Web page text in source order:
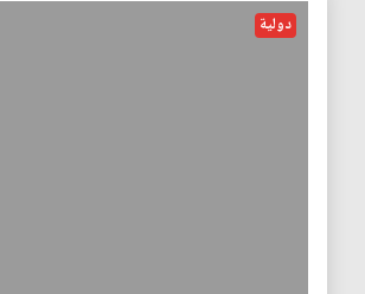
دولية